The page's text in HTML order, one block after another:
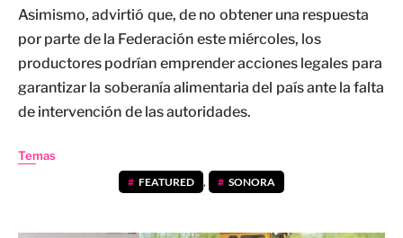
Asimismo, advirtió que, de no obtener una respuesta
por parte de la Federación este miércoles, los
productores podrían emprender acciones legales para
garantizar la soberanía alimentaria del país ante la falta
de intervención de las autoridades.
Temas
FEATURED , SONORA